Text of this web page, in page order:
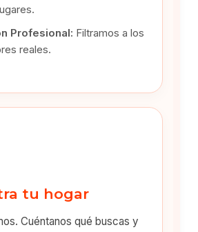
Profesional: Filtramos a los
reales.
tu hogar
Cuéntanos qué buscas y